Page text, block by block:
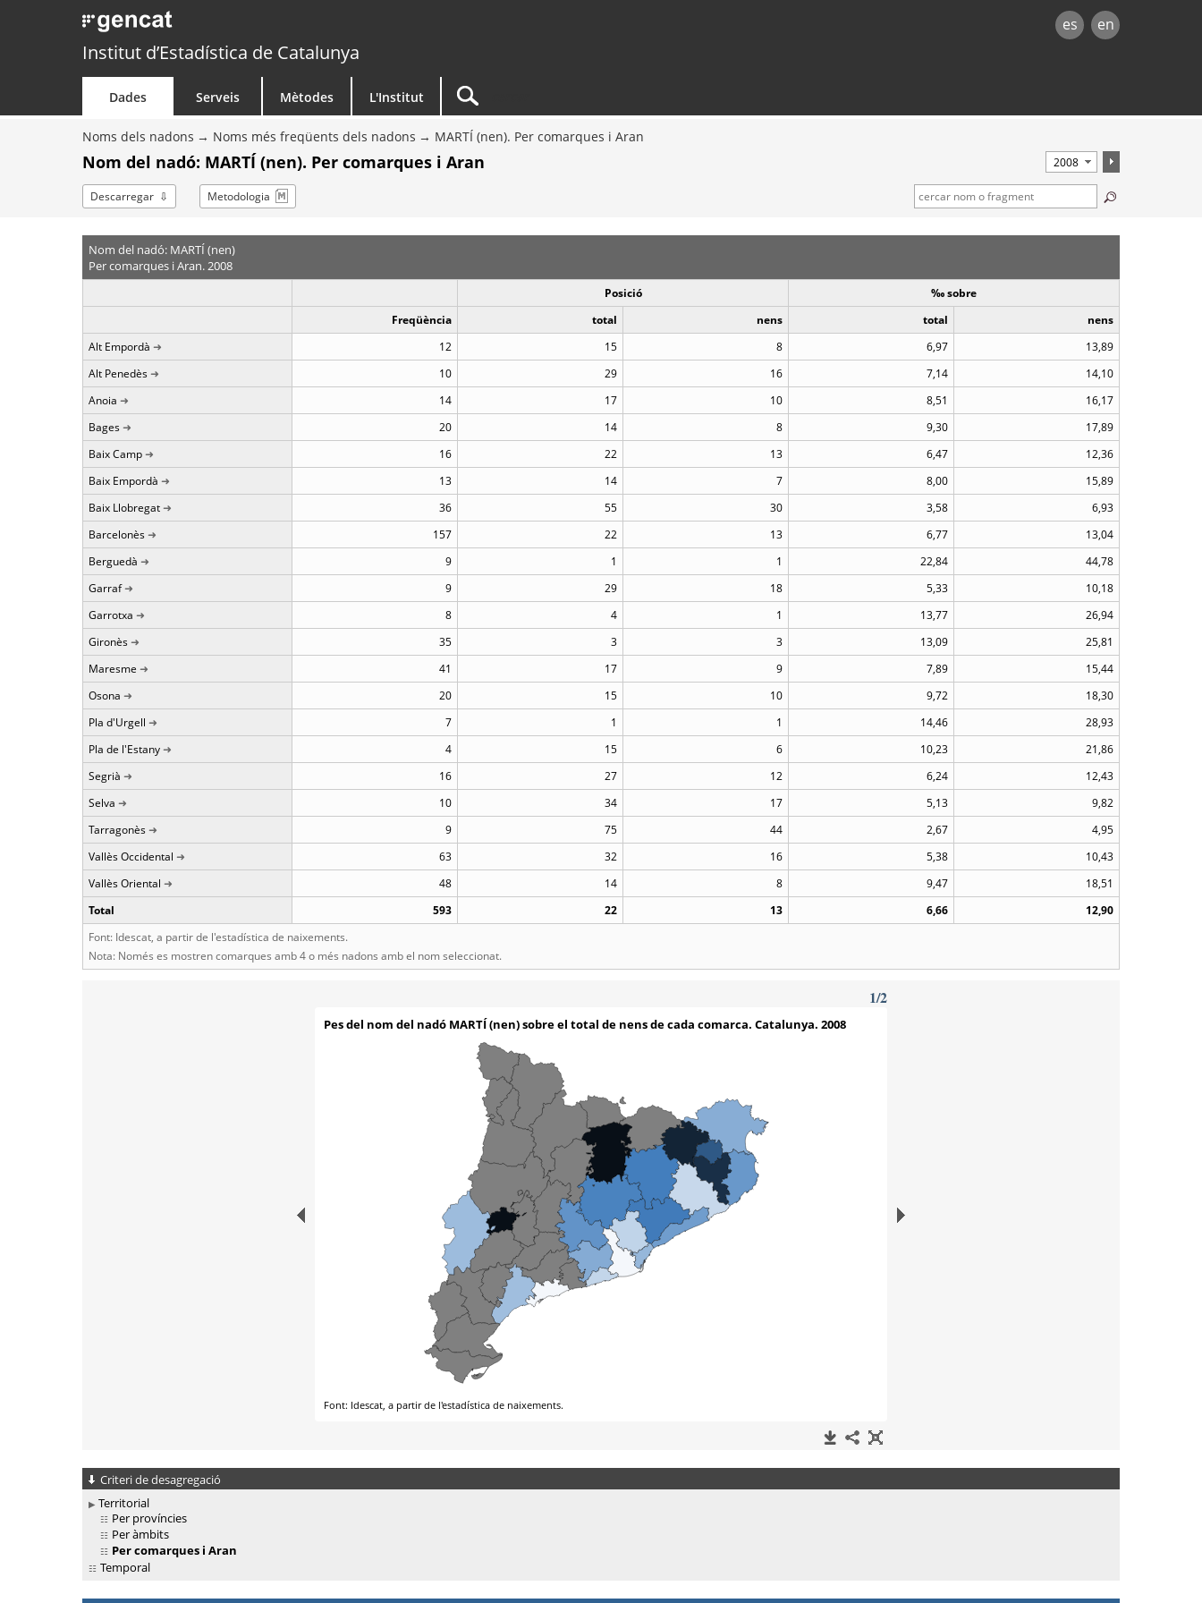
es en
Institut d’Estadística de Catalunya
Dades Serveis Mètodes L'Institut
Noms dels nadons Noms més freqüents dels nadons MARTÍ (nen). Per comarques i Aran
Nom del nadó: MARTÍ (nen). Per comarques i Aran
Descarregar Metodologia
Nom del nadó: MARTÍ (nen)
Per comarques i Aran. 2008
Posició
‰ sobre
Freqüència
total nens total
nens
Alt Empordà
12 15 8 6,97
13,89
Alt Penedès
10 29 16 7,14
14,10
Anoia
14 17 10 8,51
16,17
Bages
20 14 8 9,30
17,89
Baix Camp
16 22 13 6,47
12,36
Baix Empordà
13 14 7 8,00
15,89
Baix Llobregat
36 55 30 3,58
6,93
Barcelonès
157 22 13 6,77
13,04
Berguedà
9 1 1 22,84
44,78
Garraf
9 29 18 5,33
10,18
Garrotxa
8 4 1 13,77
26,94
Gironès
35 3 3 13,09
25,81
Maresme
41 17 9 7,89
15,44
Osona
20 15 10 9,72
18,30
Pla d'Urgell
7 1 1 14,46
28,93
Pla de l'Estany
4 15 6 10,23
21,86
Segrià
16 27 12 6,24
12,43
Selva
10 34 17 5,13
9,82
Tarragonès
9 75 44 2,67
4,95
Vallès Occidental
63 32 16 5,38
10,43
Vallès Oriental
48 14 8 9,47
18,51
Total
593 22 13 6,66
12,90
Font: Idescat, a partir de l'estadística de naixements.
Nota: Només es mostren comarques amb 4 o més nadons amb el nom seleccionat.
Criteri de desagregació
Territorial
Per províncies
Per àmbits
Per comarques i Aran
Temporal